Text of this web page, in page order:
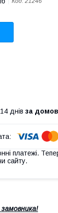
днів за
платежі.
сайту.